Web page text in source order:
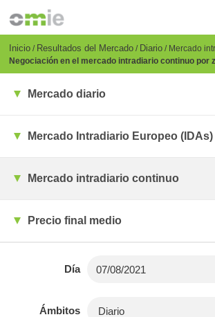
principal
Breadcrumb
Inicio Resultados del Mercado Diario Mercado
Negociación en el mercado intradiario continuo por
Mercado diario
Mercado Intradiario Europeo (IDAs)
Mercado intradiario continuo
Precio final medio
Día
Ámbitos